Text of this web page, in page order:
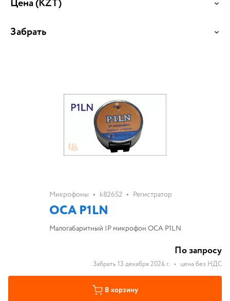
Цена(KZT)
Забрать
Микрофоны • k82652 • Регистратор
ОСА P1LN
Малогабаритный IP микрофон ОСА P1LN
По запросу
Забрать 13 декабря 2026 г. • цена без НДС
В корзину